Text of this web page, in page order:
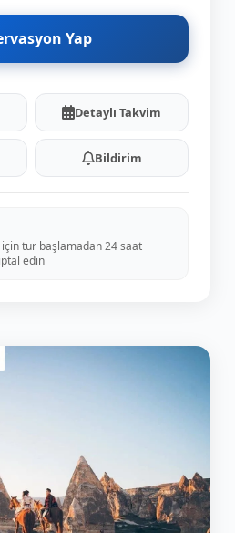
Yap
Detaylı Takvim
Bildirim
tur başlamadan 24 saat
edin